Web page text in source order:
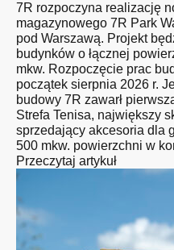
7R rozpoczyna realizację
magazynowego 7R Park
pod Warszawą. Projekt
budynków o łącznej
mkw. Rozpoczęcie prac
początek sierpnia 2026 r.
budowy 7R zawarł
Strefa Tenisa, największy
sprzedający akcesoria dla
500 mkw. powierzchni w
Przeczytaj artykuł